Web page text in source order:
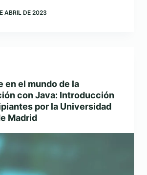
ABRIL DE 2023
en el mundo de la
con Java: Introducción
por la Universidad
Madrid